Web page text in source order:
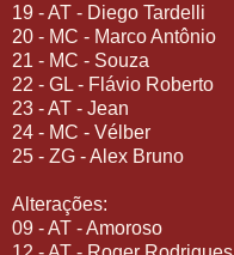
19 - AT - Diego Tardelli
20 - MC - Marco Antônio
21 - MC - Souza
22 - GL - Flávio Roberto
23 - AT - Jean
24 - MC - Vélber
25 - ZG - Alex Bruno
Alterações:
09 - AT - Amoroso